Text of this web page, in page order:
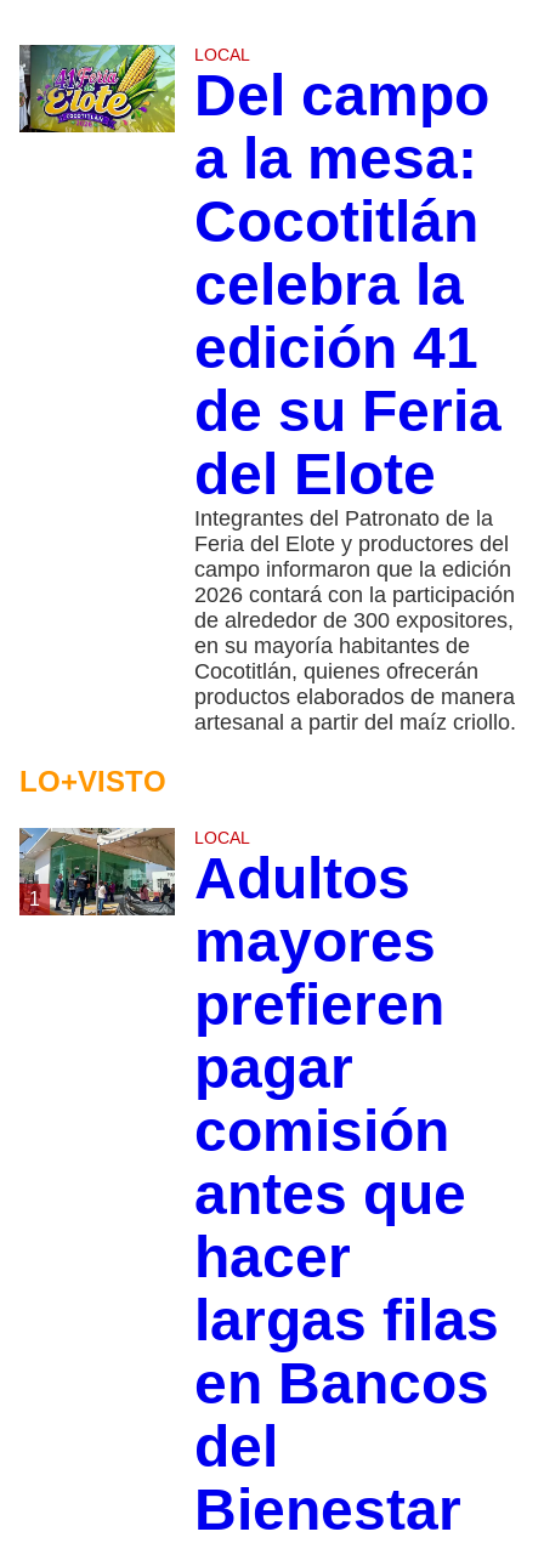
LOCAL
Del campo
a la mesa:
Cocotitlán
celebra la
edición 41
de su Feria
del Elote
Integrantes del Patronato de la
Feria del Elote y productores del
campo informaron que la edición
2026 contará con la participación
de alrededor de 300 expositores,
en su mayoría habitantes de
Cocotitlán, quienes ofrecerán
productos elaborados de manera
artesanal a partir del maíz criollo.
LO+VISTO
1
LOCAL
Adultos
mayores
prefieren
pagar
comisión
antes que
hacer
largas filas
en Bancos
del
Bienestar